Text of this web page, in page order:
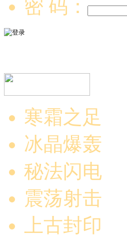
密 码：
寒霜之足
冰晶爆轰
秘法闪电
震荡射击
上古封印